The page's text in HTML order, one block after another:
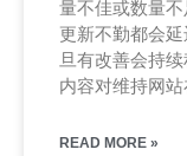
量不佳或数量不
更新不勤都会
旦有改善会持
内容对维持网
READ MORE »